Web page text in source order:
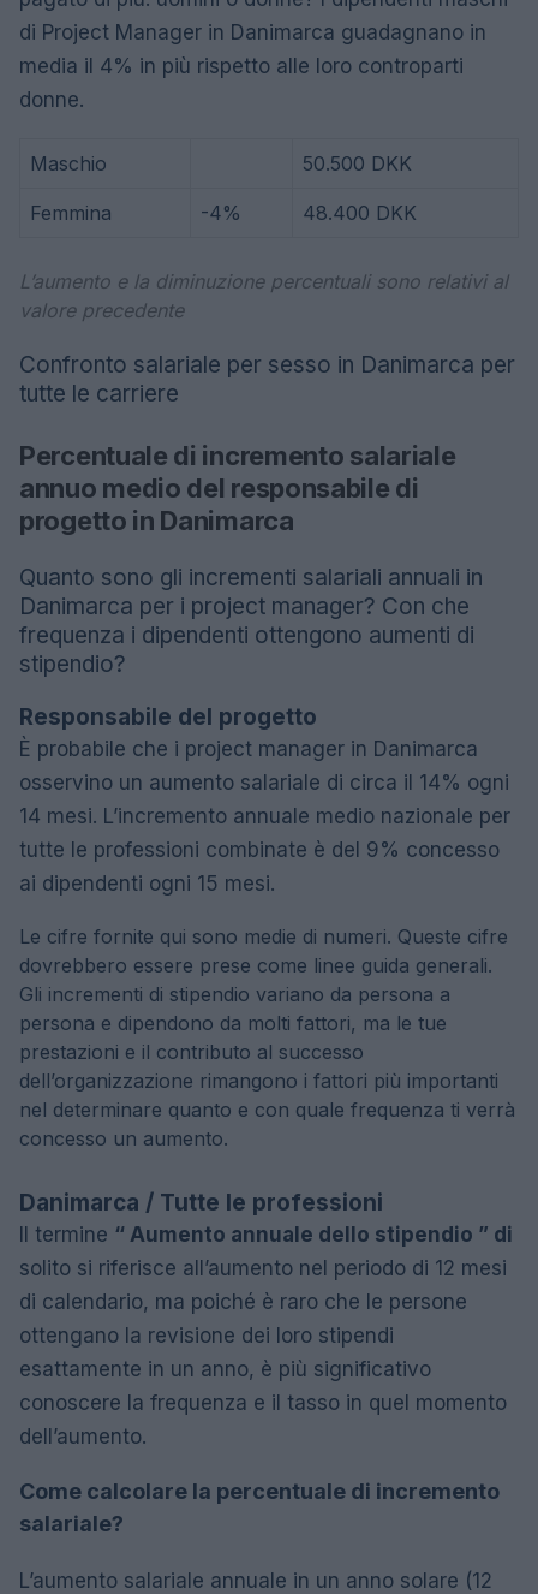
di Project Manager in Danimarca guadagnano in
media il 4% in più rispetto alle loro controparti
donne.
Maschio 50.500 DKK
Femmina -4% 48.400 DKK
L’aumento e la diminuzione percentuali sono relativi al
valore precedente
Confronto salariale per sesso in Danimarca per
tutte le carriere
Percentuale di incremento salariale
annuo medio del responsabile di
progetto in Danimarca
Quanto sono gli incrementi salariali annuali in
Danimarca per i project manager? Con che
frequenza i dipendenti ottengono aumenti di
stipendio?
Responsabile del progetto
È probabile che i project manager in Danimarca
osservino un aumento salariale di circa il 14% ogni
14 mesi. L’incremento annuale medio nazionale per
tutte le professioni combinate è del 9% concesso
ai dipendenti ogni 15 mesi.
Le cifre fornite qui sono medie di numeri. Queste cifre
dovrebbero essere prese come linee guida generali.
Gli incrementi di stipendio variano da persona a
persona e dipendono da molti fattori, ma le tue
prestazioni e il contributo al successo
dell’organizzazione rimangono i fattori più importanti
nel determinare quanto e con quale frequenza ti verrà
concesso un aumento.
Danimarca / Tutte le professioni
Il termine “ Aumento annuale dello stipendio ” di
solito si riferisce all’aumento nel periodo di 12 mesi
di calendario, ma poiché è raro che le persone
ottengano la revisione dei loro stipendi
esattamente in un anno, è più significativo
conoscere la frequenza e il tasso in quel momento
dell’aumento.
Come calcolare la percentuale di incremento
salariale?
L’aumento salariale annuale in un anno solare (12